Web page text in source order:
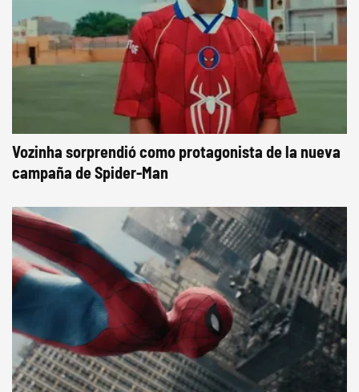
Vozinha sorprendió como protagonista de la nueva
campaña de Spider-Man